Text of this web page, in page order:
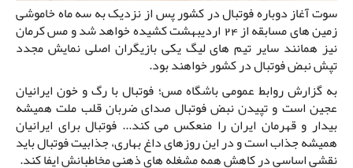
سوت آغاز دوباره فوتبال در کشور پس از نزدیک به سه ماه خاموشی
زمین های مسابقه از 24 اردیبهشت کشیده خواهد شد و مس کرمان
نیز همانند سایر تیم های لیگ یکی بازیگران اصلی نمایش مجدد
تپش نبض فوتبال در کشور خواهند بود.
به گزارش روابط عمومی باشگاه مس؛ فوتبال با رگ و خون ایرانیان
عجین است و تپیدن نبض فوتبال صدای ضربان قلب ملت همیشه
بیدار و قهرمان ایران را منعکس می کند... فوتبال برای ایرانیان
همیشه جذاب است و در این روزهای داغ بهاری، جذابیت فوتبال باید
نقشی اساسی در کاهش همه مشغله های ذهنی مخاطبانش ایفا کند.